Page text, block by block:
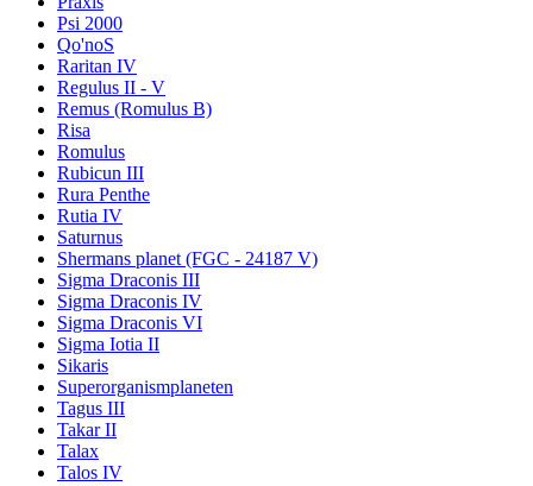
Psi 2000
Qo'noS
Raritan IV
Regulus II - V
Remus (Romulus B)
Risa
Romulus
Rubicun III
Rura Penthe
Rutia IV
Saturnus
Shermans planet (FGC - 24187 V)
Sigma Draconis III
Sigma Draconis IV
Sigma Draconis VI
Sigma Iotia II
Sikaris
Superorganismplaneten
Tagus III
Takar II
Talax
Talos IV